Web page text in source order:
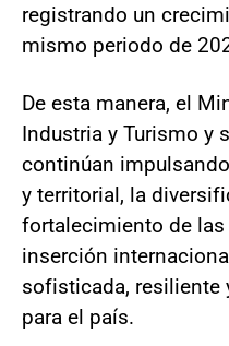
registrando un
mismo periodo de
De esta manera, el
Industria y Turismo y
continúan
y territorial, la
fortalecimiento de las
inserción
sofisticada, resiliente
para el país.